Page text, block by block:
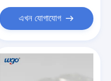
এখন যোগাযোগ